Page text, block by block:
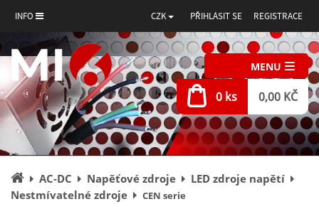
INFO CZK PŘIHLÁSIT SE REGISTRACE
MENU
0 ks 0,00 KČ
Úvodní
stránka
AC-DC Napěťové zdroje
LED zdroje napětí
Nestmívatelné zdroje
CEN serie